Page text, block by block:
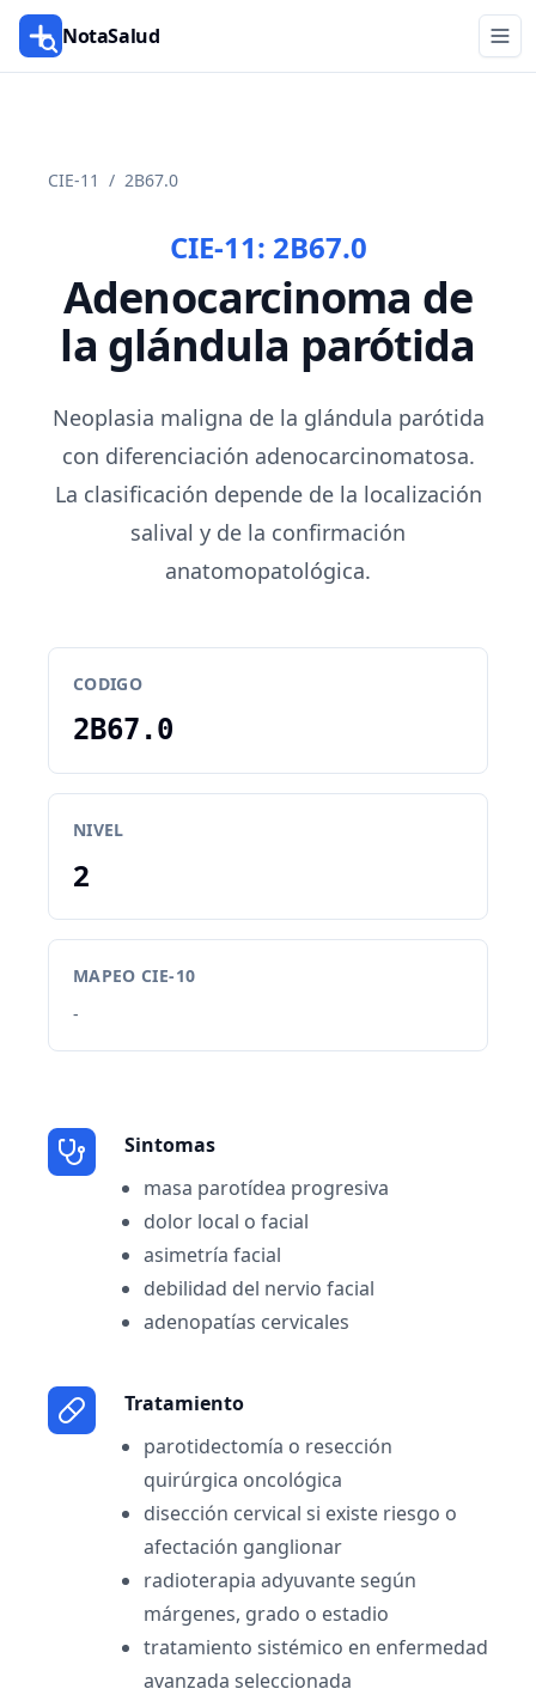
NotaSalud
CIE-11 / 2B67.0
CIE-11: 2B67.0
Adenocarcinoma de
la glándula parótida
Neoplasia maligna de la glándula parótida
con diferenciación adenocarcinomatosa.
La clasificación depende de la localización
salival y de la confirmación
anatomopatológica.
CODIGO
2B67.0
NIVEL
2
MAPEO CIE-10
-
Sintomas
masa parotídea progresiva
dolor local o facial
asimetría facial
debilidad del nervio facial
adenopatías cervicales
Tratamiento
parotidectomía o resección
quirúrgica oncológica
disección cervical si existe riesgo o
afectación ganglionar
radioterapia adyuvante según
márgenes, grado o estadio
tratamiento sistémico en enfermedad
avanzada seleccionada